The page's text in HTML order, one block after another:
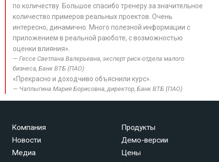
по количеству. Большое спасибо тренеру за значительное
количество примеров реальных проектов. Очень
интересно, динамично. Много полезной информации с
приложением в реальной раюботе, с возможностью
оценки влияния».
Гессе Светлана Валерьевна, эксперт риск-отдела малого
бизнеса, Банк ВТБ (ПАО)
«Прекрасно и доходчиво объяснили курс».
Чаплыгина Мария Борисовна, директор, Банк ВТБ (ПАО)
Компания
Новости
Медиа
Продукты
Демо-версии
Цены